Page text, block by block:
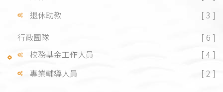
退休助教
[ 3 ]
行政團隊
[ 6 ]
校務基金工作人員
[ 4 ]
專業輔導人員
[ 2 ]